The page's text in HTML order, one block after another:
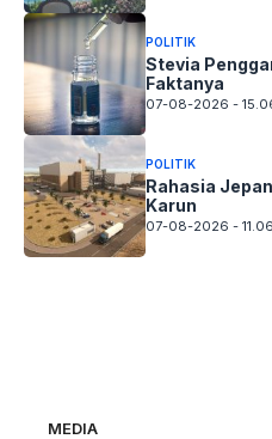
POLITIK
Stevia
Faktanya
07-08-2026 -
POLITIK
Rahasia
Karun
07-08-2026 - 11.06
MEDIA